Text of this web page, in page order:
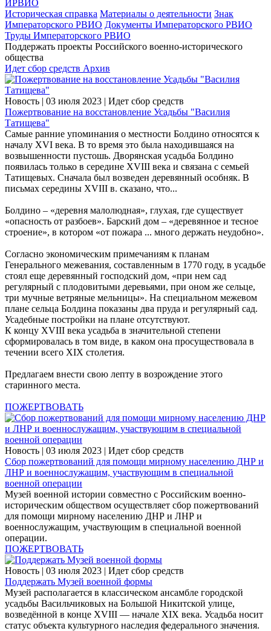
ИРВИО
Историческая справка Материалы о деятельности Знак
Императорского РВИО Документы Императорского РВИО
Труды Императорского РВИО
Поддержать проекты Российского военно-исторического
общества
Идет сбор средств Архив
Новость | 03 июля 2023 | Идет сбор средств
Пожертвование на восстановление Усадьбы "Василия
Татищева"
Самые ранние упоминания о местности Болдино относятся к
началу XVI века. В то время это была находившаяся на
возвышенности пустошь. Дворянская усадьба Болдино
появилась только в середине XVIII века и связана с семьей
Татищевых. Сначала был возведен деревянный особняк. В
письмах середины XVIII в. сказано, что...
Болдино – «деревня малолюдная», глухая, где существует
«опасность от разбоев». Барский дом – «деревянное и тесное
строение», в котором «от пожара ... много держать неудобно».
Согласно экономическим примечаниям к планам
Генерального межевания, составленным в 1770 году, в усадьбе
стоял еще деревянный господский дом, «при нем сад
регулярный с плодовитыми деревьями, при оном же сельце,
три мучные ветряные мельницы». На специальном межевом
плане сельца Болдина показаны два пруда и регулярный сад.
Усадебные постройки на плане отсутствуют.
К концу XVIII века усадьба в значительной степени
сформировалась в том виде, в каком она просуществовала в
течении всего XIX столетия.
Предлагаем внести свою лепту в возрождение этого
старинного места.
ПОЖЕРТВОВАТЬ
Новость | 03 июля 2023 | Идет сбор средств
Сбор пожертвований для помощи мирному населению ДНР и
ЛНР и военнослужащим, участвующим в специальной
военной операции
Музей военной истории совместно с Российским военно-
историческим обществом осуществляет сбор пожертвований
для помощи мирному населению ДНР и ЛНР и
военнослужащим, участвующим в специальной военной
операции.
ПОЖЕРТВОВАТЬ
Новость | 03 июля 2023 | Идет сбор средств
Поддержать Музей военной формы
Музей располагается в классическом ансамбле городской
усадьбы Васильчиковых на Большой Никитской улице,
возведённой в конце XVIII — начале XIX века. Усадьба носит
статус объекта культурного наследия федерального значения.